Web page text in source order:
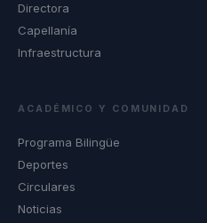
Directora
Capellanía
Infraestructura
ACADÉMICO Y COMUNIDAD
Programa Bilingüe
Deportes
Circulares
Noticias